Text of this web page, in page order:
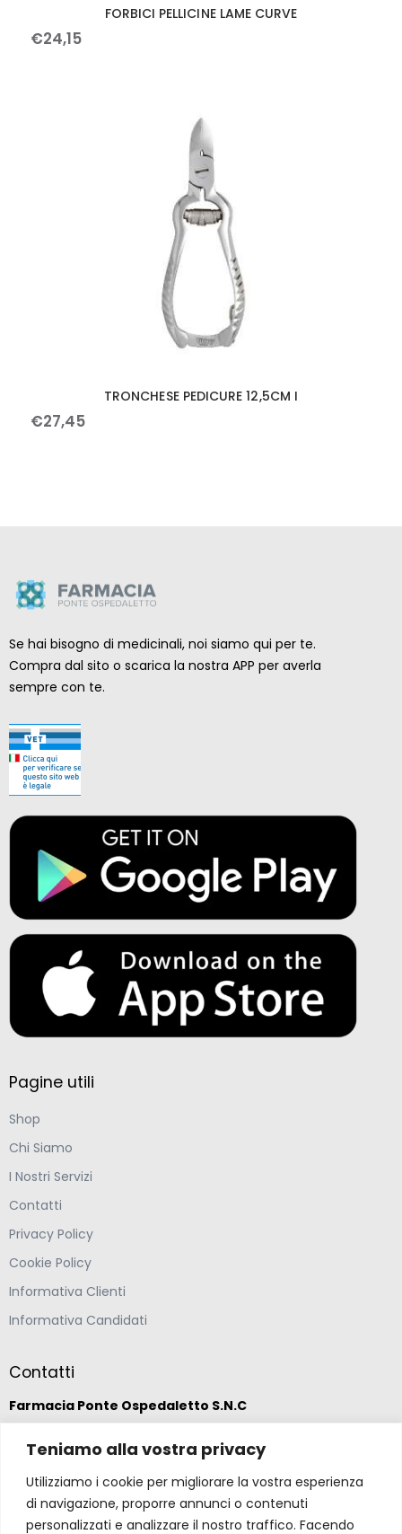
Teniamo alla vostra privacy
Utilizziamo i cookie per migliorare la vostra esperienza
di navigazione, proporre annunci o contenuti
personalizzati e analizzare il nostro traffico. Facendo
FORBICI PELLICINE LAME CURVE
€24,15
TRONCHESE PEDICURE 12,5CM I
€27,45
Se hai bisogno di medicinali, noi siamo qui per te.
Compra dal sito o scarica la nostra APP per averla
sempre con te.
Pagine utili
Shop
Chi Siamo
I Nostri Servizi
Contatti
Privacy Policy
Cookie Policy
Informativa Clienti
Informativa Candidati
Contatti
Farmacia Ponte Ospedaletto S.N.C
Via della Solidarietà 2,
47020 Longiano, Forlì-Cesena
(39) 0547 57265